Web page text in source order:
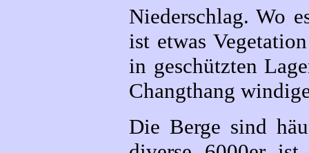
Niederschlag. Wo
ist etwas
in geschützten
Changthang
Die Berge sind